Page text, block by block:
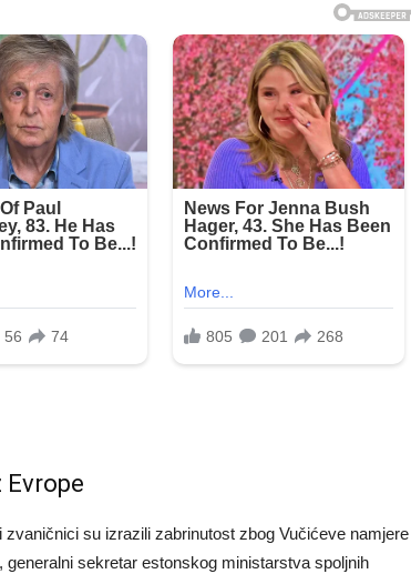
Evrope
zvaničnici su izrazili zabrinutost zbog Vučićeve namjere
, generalni sekretar estonskog ministarstva spoljnih